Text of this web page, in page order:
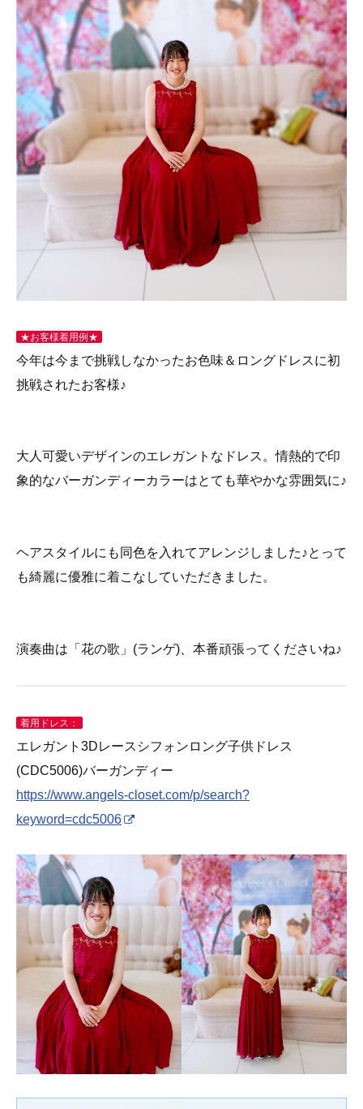
★お客様着用例★
今年は今まで挑戦しなかったお色味＆ロングドレスに初
挑戦されたお客様♪
大人可愛いデザインのエレガントなドレス。情熱的で印
象的なバーガンディーカラーはとても華やかな雰囲気に♪
ヘアスタイルにも同色を入れてアレンジしました♪とって
も綺麗に優雅に着こなしていただきました。
演奏曲は「花の歌」(ランゲ)、本番頑張ってくださいね♪
着用ドレス：
エレガント3Dレースシフォンロング子供ドレス
(CDC5006)バーガンディー
https://www.angels-closet.com/p/search?
keyword=cdc5006